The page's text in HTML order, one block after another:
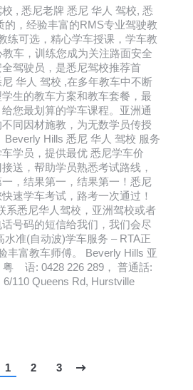
, 悉尼老牌 悉尼 华人 驾校, 悉
的，经验丰富的RMS专业驾驶教
练可选，精心学车授课，学车教
车，训练您成为关注路面安全
驾驶员，是悉尼驾校推荐首
华人 驾校 ,在多年教车中不断
生的教车方案和教车套餐，最
您最划算的学车课程。亚洲通
同因材施教，为无数学员传授
Beverly Hills 悉尼 华人 驾校 服务
学员，提供最优 悉尼学车价
送，帮助学员熟悉考试路线，
，结果第一，结果第一！悉尼
速学车考试，路考一次通过！
系悉尼华人驾校，亚洲驾校或者
号码的短信给我们，我们会尽
水准(自动波)学车服务 – RTA正
丰富教车师傅。 Beverly Hills 亚
粤 语: 0428 226 289， 普通話:
110 Queens Rd, Hurstville
1 2 3